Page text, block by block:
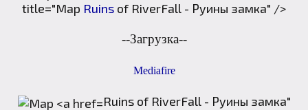
title="Map Ruins of RiverFall - Руины замка" />
--Загрузка--
Mediafire
Ruins of RiverFall - Руины замка"